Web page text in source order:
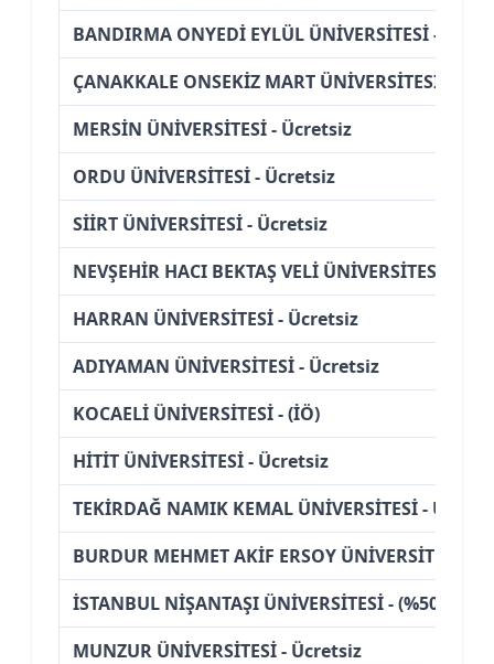
BANDIRMA ONYEDİ EYLÜL ÜNİVERSİTESİ - (İÖ)
ÇANAKKALE ONSEKİZ MART ÜNİVERSİTESİ -
MERSİN ÜNİVERSİTESİ - Ücretsiz
ORDU ÜNİVERSİTESİ - Ücretsiz
SİİRT ÜNİVERSİTESİ - Ücretsiz
NEVŞEHİR HACI BEKTAŞ VELİ ÜNİVERSİTESİ - (İÖ)
HARRAN ÜNİVERSİTESİ - Ücretsiz
ADIYAMAN ÜNİVERSİTESİ - Ücretsiz
KOCAELİ ÜNİVERSİTESİ - (İÖ)
HİTİT ÜNİVERSİTESİ - Ücretsiz
TEKİRDAĞ NAMIK KEMAL ÜNİVERSİTESİ -
BURDUR MEHMET AKİF ERSOY ÜNİVERSİTESİ -
İSTANBUL NİŞANTAŞI ÜNİVERSİTESİ - (%50
MUNZUR ÜNİVERSİTESİ - Ücretsiz